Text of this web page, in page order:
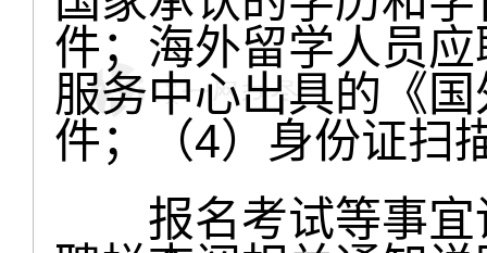
件；海外留学人员
服务中心出具的《
件；（4）身份证扫
报名考试等事宜